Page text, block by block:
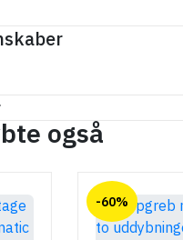
endnu.
også
-60%